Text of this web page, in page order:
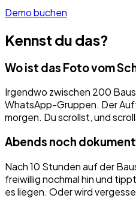
Demo buchen
Kennst du das?
Wo ist das Foto vom
Irgendwo zwischen 200
WhatsApp-Gruppen. Der
morgen. Du scrollst, und
Abends noch
Nach 10 Stunden auf der
freiwillig nochmal hin und
es liegen. Oder wird